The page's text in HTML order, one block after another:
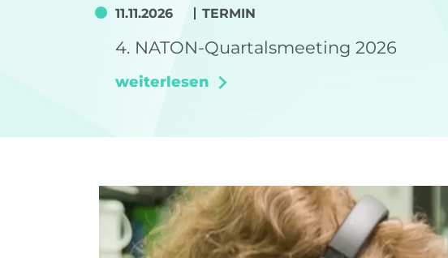
11.11.2026 TERMIN
4. NATON-Quartalsmeeting 2026
weiterlesen